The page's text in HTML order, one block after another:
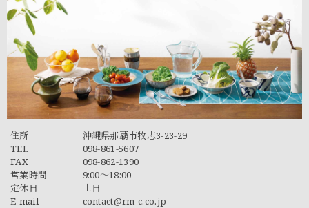
住所
沖縄県那覇市牧志3-23-29
TEL
098-861-5607
FAX
098-862-1390
営業時間
9:00～18:00
定休日
土日
E-mail
contact@rm-c.co.jp